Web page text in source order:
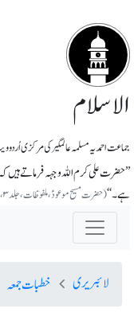
الاسلام
جماعت احمدیہ مسلمہ عالمگیر کی مرکزی
’’حضرت علی کرم اللہ وجہہ فرماتے ہیں
ہے۔‘‘(حضرت مسیح موعودؑ، ملفوظات، جلد ۳، صفحہ ۲۵)
لائبریری خطبات جمعہ